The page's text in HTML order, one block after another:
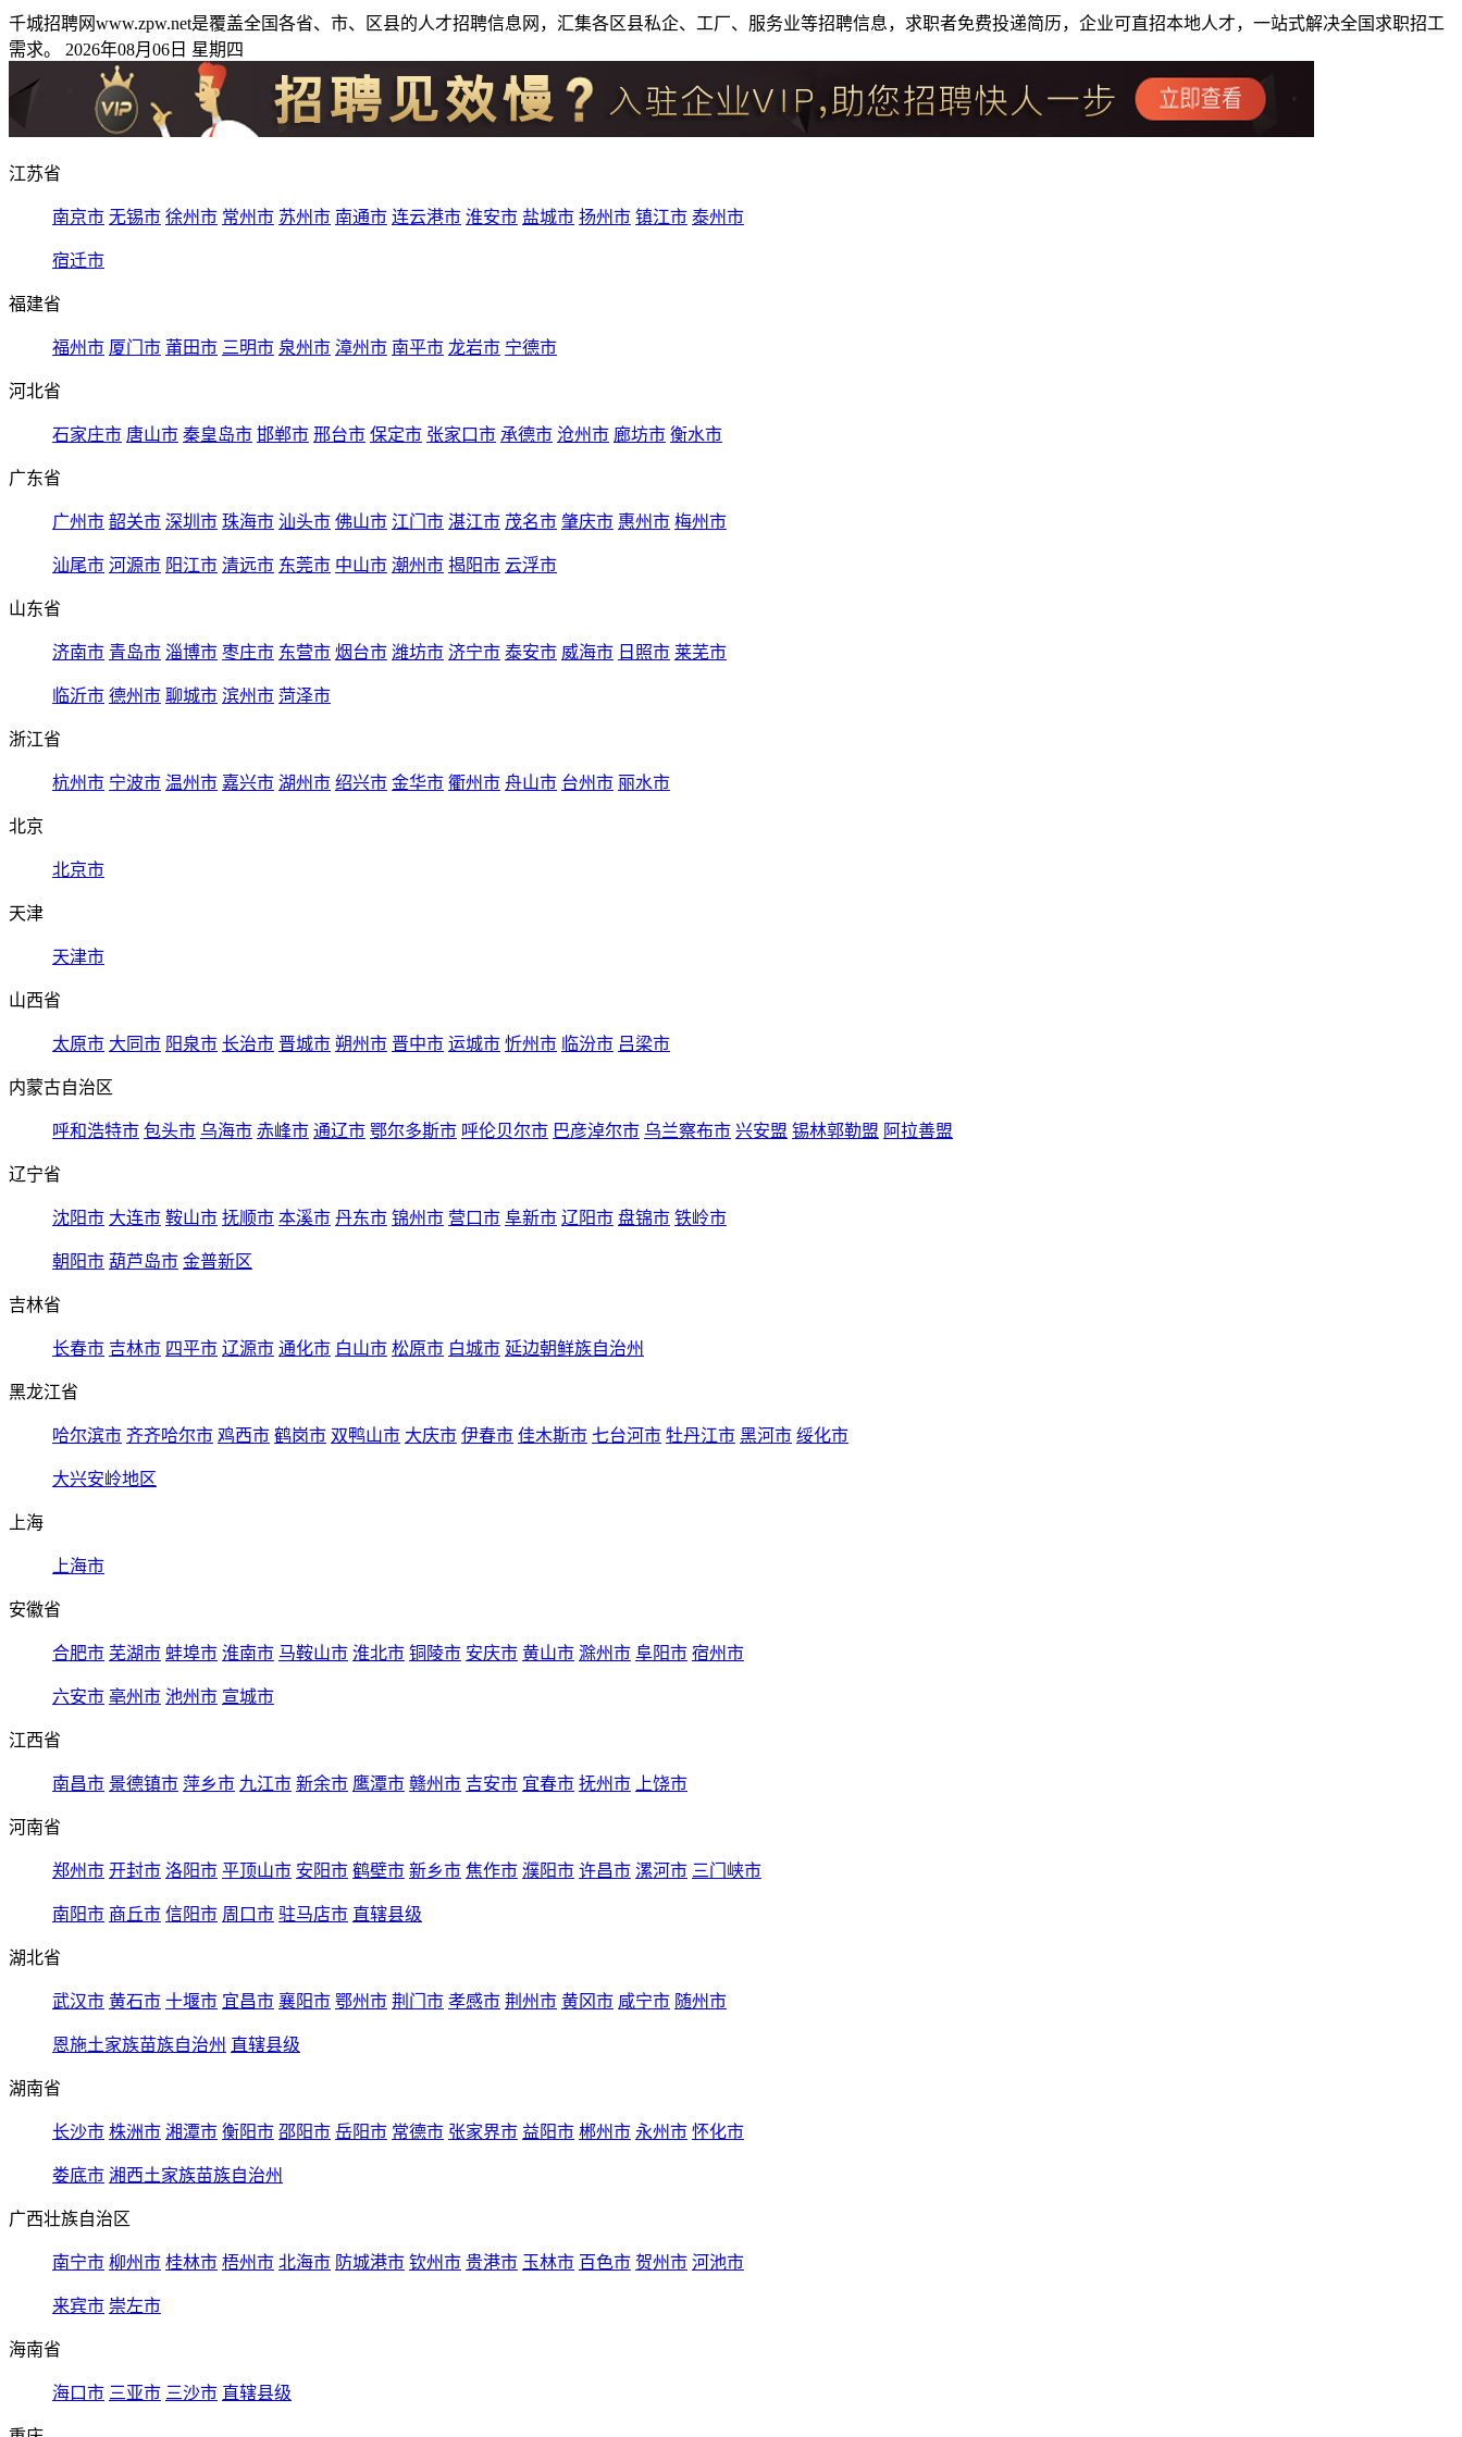
千城招聘网www.zpw.net是覆盖全国各省、市、区县的人才招聘信息网，汇集各区县私企、工厂、服务业等招聘信息，求职者免费投递简历，企业可直招本地人才，一站式解决全国求职招工
需求。 2026年08月06日 星期四
江苏省
南京市 无锡市 徐州市 常州市 苏州市 南通市 连云港市 淮安市 盐城市 扬州市 镇江市 泰州市
宿迁市
福建省
福州市 厦门市 莆田市 三明市 泉州市 漳州市 南平市 龙岩市 宁德市
河北省
石家庄市 唐山市 秦皇岛市 邯郸市 邢台市 保定市 张家口市 承德市 沧州市 廊坊市 衡水市
广东省
广州市 韶关市 深圳市 珠海市 汕头市 佛山市 江门市 湛江市 茂名市 肇庆市 惠州市 梅州市
汕尾市 河源市 阳江市 清远市 东莞市 中山市 潮州市 揭阳市 云浮市
山东省
济南市 青岛市 淄博市 枣庄市 东营市 烟台市 潍坊市 济宁市 泰安市 威海市 日照市 莱芜市
临沂市 德州市 聊城市 滨州市 菏泽市
浙江省
杭州市 宁波市 温州市 嘉兴市 湖州市 绍兴市 金华市 衢州市 舟山市 台州市 丽水市
北京
北京市
天津
天津市
山西省
太原市 大同市 阳泉市 长治市 晋城市 朔州市 晋中市 运城市 忻州市 临汾市 吕梁市
内蒙古自治区
呼和浩特市 包头市 乌海市 赤峰市 通辽市 鄂尔多斯市 呼伦贝尔市 巴彦淖尔市 乌兰察布市 兴安盟 锡林郭勒盟 阿拉善盟
辽宁省
沈阳市 大连市 鞍山市 抚顺市 本溪市 丹东市 锦州市 营口市 阜新市 辽阳市 盘锦市 铁岭市
朝阳市 葫芦岛市 金普新区
吉林省
长春市 吉林市 四平市 辽源市 通化市 白山市 松原市 白城市 延边朝鲜族自治州
黑龙江省
哈尔滨市 齐齐哈尔市 鸡西市 鹤岗市 双鸭山市 大庆市 伊春市 佳木斯市 七台河市 牡丹江市 黑河市 绥化市
大兴安岭地区
上海
上海市
安徽省
合肥市 芜湖市 蚌埠市 淮南市 马鞍山市 淮北市 铜陵市 安庆市 黄山市 滁州市 阜阳市 宿州市
六安市 亳州市 池州市 宣城市
江西省
南昌市 景德镇市 萍乡市 九江市 新余市 鹰潭市 赣州市 吉安市 宜春市 抚州市 上饶市
河南省
郑州市 开封市 洛阳市 平顶山市 安阳市 鹤壁市 新乡市 焦作市 濮阳市 许昌市 漯河市 三门峡市
南阳市 商丘市 信阳市 周口市 驻马店市 直辖县级
湖北省
武汉市 黄石市 十堰市 宜昌市 襄阳市 鄂州市 荆门市 孝感市 荆州市 黄冈市 咸宁市 随州市
恩施土家族苗族自治州 直辖县级
湖南省
长沙市 株洲市 湘潭市 衡阳市 邵阳市 岳阳市 常德市 张家界市 益阳市 郴州市 永州市 怀化市
娄底市 湘西土家族苗族自治州
广西壮族自治区
南宁市 柳州市 桂林市 梧州市 北海市 防城港市 钦州市 贵港市 玉林市 百色市 贺州市 河池市
来宾市 崇左市
海南省
海口市 三亚市 三沙市 直辖县级